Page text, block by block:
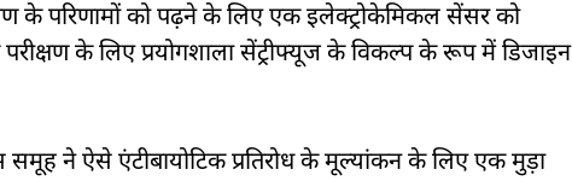
के परिणामों को पढ़ने के लिए एक इलेक्ट्रोकेमिकल सेंसर को
के लिए प्रयोगशाला सेंट्रीफ्यूज के विकल्प के रूप में डिजाइन
इस समूह ने ऐसे एंटीबायोटिक प्रतिरोध के मूल्यांकन के लिए एक मुड़ा